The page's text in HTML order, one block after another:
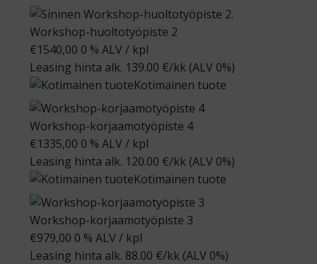
Workshop-huoltotyöpiste 2
€1540,00 0 % ALV/ kpl
Leasing hinta alk. 139.00 €/kk (ALV 0%)
Kotimainen tuote
Workshop-korjaamotyöpiste 4
€1335,00 0 % ALV/ kpl
Leasing hinta alk. 120.00 €/kk (ALV 0%)
Kotimainen tuote
Workshop-korjaamotyöpiste 3
€979,00 0 % ALV/ kpl
Leasing hinta alk. 88.00 €/kk (ALV 0%)